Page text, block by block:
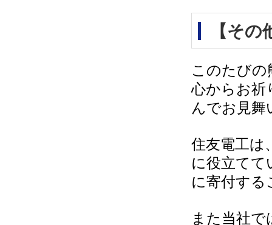
【そ
このたびの
心からお祈
んでお見舞
住友電工は
に役立てて
に寄付する
また当社